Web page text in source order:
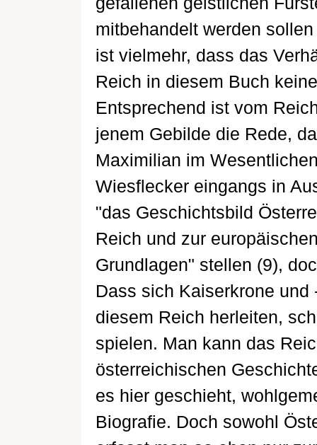
mitbehandelt werden
ist vielmehr, dass das
Reich in diesem Buch
Entsprechend ist vom
jenem Gebilde die Rede,
Maximilian im
Wiesflecker eingangs in
"das Geschichtsbild
Reich und zur
Grundlagen" stellen (9),
Dass sich Kaiserkrone
diesem Reich herleiten,
spielen. Man kann das
österreichischen
es hier geschieht,
Biografie. Doch sowohl